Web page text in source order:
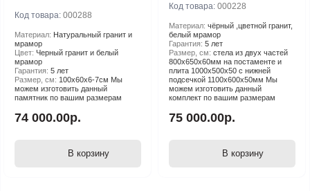
Код товара: 000288
Материал: Натуральный гранит и
мрамор
Цвет: Черный гранит и белый
мрамор
Гарантия: 5 лет
Размер, см: 100х60х6-7см Мы
можем изготовить данный
памятник по вашим размерам
74 000.00р.
В корзину
Код товара: 000228
Материал: чёрный ,цветной гранит,
белый мрамор
Гарантия: 5 лет
Размер, см: стела из двух частей
800х650х60мм на постаменте и
плита 1000х500х50 с нижней
подсечкой 1100х600х50мм Мы
можем изготовить данный
комплект по вашим размерам
75 000.00р.
В корзину